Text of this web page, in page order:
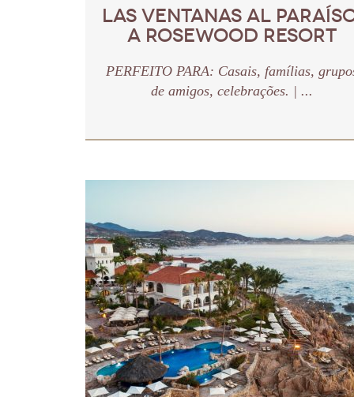
LAS VENTANAS AL
A ROSEWOOD RESORT
PERFEITO PARA: Casais, famílias,
de amigos, celebrações. | ...